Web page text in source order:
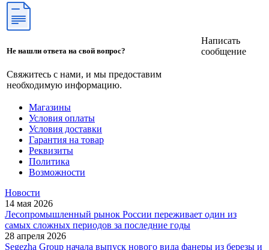
Не нашли ответа на свой вопрос?
Свяжитесь с нами, и мы предоставим
необходимую информацию.
Написать
сообщение
Магазины
Условия оплаты
Условия доставки
Гарантия на товар
Реквизиты
Политика
Возможности
Новости
14 мая 2026
Лесопромышленный рынок России переживает один из
самых сложных периодов за последние годы
28 апреля 2026
Segezha Group начала выпуск нового вида фанеры из березы и